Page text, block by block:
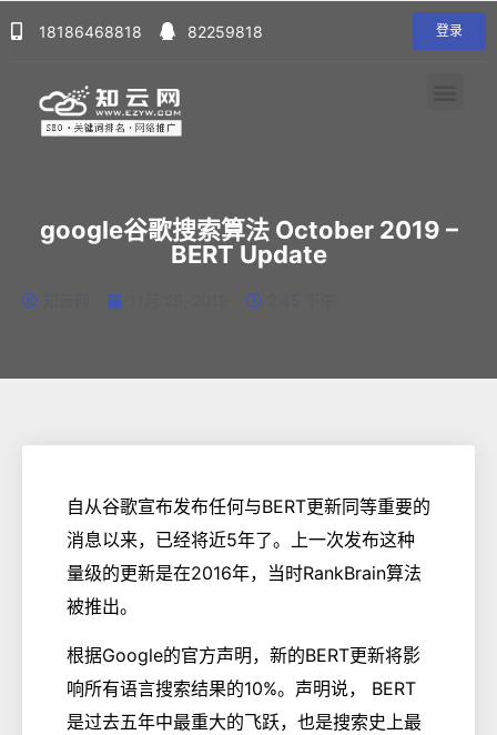
18186468818 82259818 登录
google谷歌搜索算法 October 2019 –
BERT Update
自从谷歌宣布发布任何与BERT更新同等重要的
消息以来，已经将近5年了。上一次发布这种
量级的更新是在2016年，当时RankBrain算法
被推出。
根据Google的官方声明，新的BERT更新将影
响所有语言搜索结果的10%。声明说， BERT
是过去五年中最重大的飞跃，也是搜索史上最